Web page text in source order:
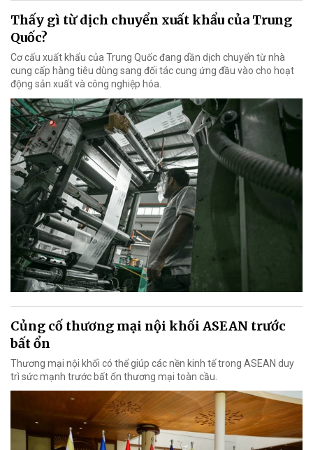
Thấy gì từ dịch chuyển xuất khẩu của Trung
Quốc?
Cơ cấu xuất khẩu của Trung Quốc đang dần dịch chuyển từ nhà
cung cấp hàng tiêu dùng sang đối tác cung ứng đầu vào cho hoạt
động sản xuất và công nghiệp hóa.
Củng cố thương mại nội khối ASEAN trước
bất ổn
Thương mại nội khối có thể giúp các nền kinh tế trong ASEAN duy
trì sức mạnh trước bất ổn thương mại toàn cầu.